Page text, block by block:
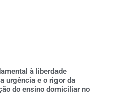
à liberdade
urgência e o rigor da
do ensino domiciliar no